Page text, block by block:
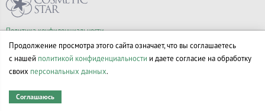
Политика конфиденциальности
Правила продажи товаров
Согласие на обработку персональных данных
© Все права на товарные знаки принадлежат их законным владельцам.
Продолжение просмотра этого сайта означает, что вы соглашаетесь
с нашей политикой конфиденциальности и даете согласие на обработку
своих персональных данных.
Соглашаюсь